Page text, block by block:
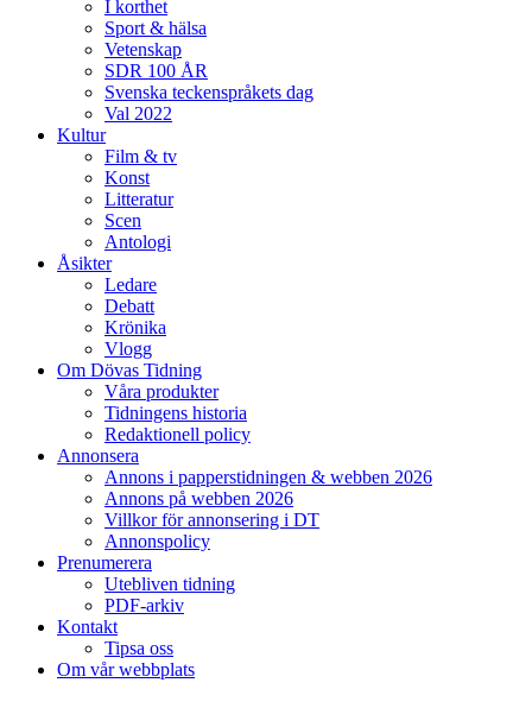
I korthet
Sport & hälsa
Vetenskap
SDR 100 ÅR
Svenska teckenspråkets dag
Val 2022
Kultur
Film & tv
Konst
Litteratur
Scen
Antologi
Åsikter
Ledare
Debatt
Krönika
Vlogg
Om Dövas Tidning
Våra produkter
Tidningens historia
Redaktionell policy
Annonsera
Annons i papperstidningen & webben 2026
Annons på webben 2026
Villkor för annonsering i DT
Annonspolicy
Prenumerera
Utebliven tidning
PDF-arkiv
Kontakt
Tipsa oss
Om vår webbplats